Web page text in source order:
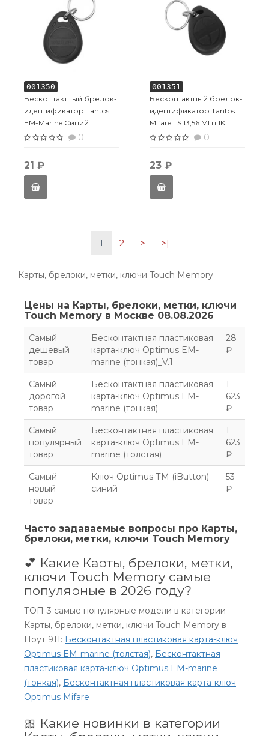
001350
Бесконтактный брелок-
идентификатор Tantos
EM-Marine Синий
0
21 ₽
001351
Бесконтактный брелок-
идентификатор Tantos
Mifare TS 13,56 МГц 1K
0
23 ₽
1 2 > >|
Карты, брелоки, метки, ключи Touch Memory
Цены на Карты, брелоки, метки, ключи
Touch Memory в Москве 08.08.2026
Самый
дешевый
товар
Бесконтактная пластиковая
карта-ключ Optimus EM-
marine (тонкая)_V.1
28
₽
Самый
дорогой
товар
Бесконтактная пластиковая
карта-ключ Optimus EM-
marine (тонкая)
1
623
₽
Самый
популярный
товар
Бесконтактная пластиковая
карта-ключ Optimus EM-
marine (толстая)
1
623
₽
Самый
новый
товар
Ключ Optimus ТМ (iButton)
синий
53
₽
Часто задаваемые вопросы про Карты,
брелоки, метки, ключи Touch Memory
💕 Какие Карты, брелоки, метки,
ключи Touch Memory самые
популярные в 2026 году?
ТОП-3 самые популярные модели в категории
Карты, брелоки, метки, ключи Touch Memory в
Ноут 911: Бесконтактная пластиковая карта-ключ
Optimus EM-marine (толстая), Бесконтактная
пластиковая карта-ключ Optimus EM-marine
(тонкая), Бесконтактная пластиковая карта-ключ
Optimus Mifare
🎀 Какие новинки в категории